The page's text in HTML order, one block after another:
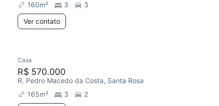
160m² 3
3
Ver contato
Casa
R$ 570.000
R. Pedro Macedo da Costa, Santa Rosa
165m² 3
2